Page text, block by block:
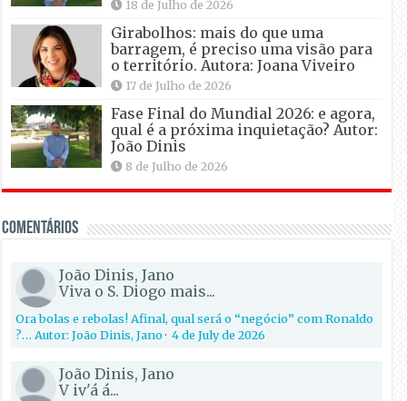
18 de Julho de 2026
Girabolhos: mais do que uma
barragem, é preciso uma visão para
o território. Autora: Joana Viveiro
17 de Julho de 2026
Fase Final do Mundial 2026: e agora,
qual é a próxima inquietação? Autor:
João Dinis
8 de Julho de 2026
Comentários
João Dinis, Jano
Viva o S. Diogo mais...
Ora bolas e rebolas! Afinal, qual será o “negócio” com Ronaldo
?… Autor: João Dinis, Jano·4 de July de 2026
João Dinis, Jano
V iv'á á...